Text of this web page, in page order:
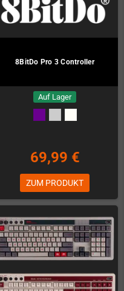
8BitDo Pro 3 Controller
Auf Lager
69,99 €
ZUM PRODUKT